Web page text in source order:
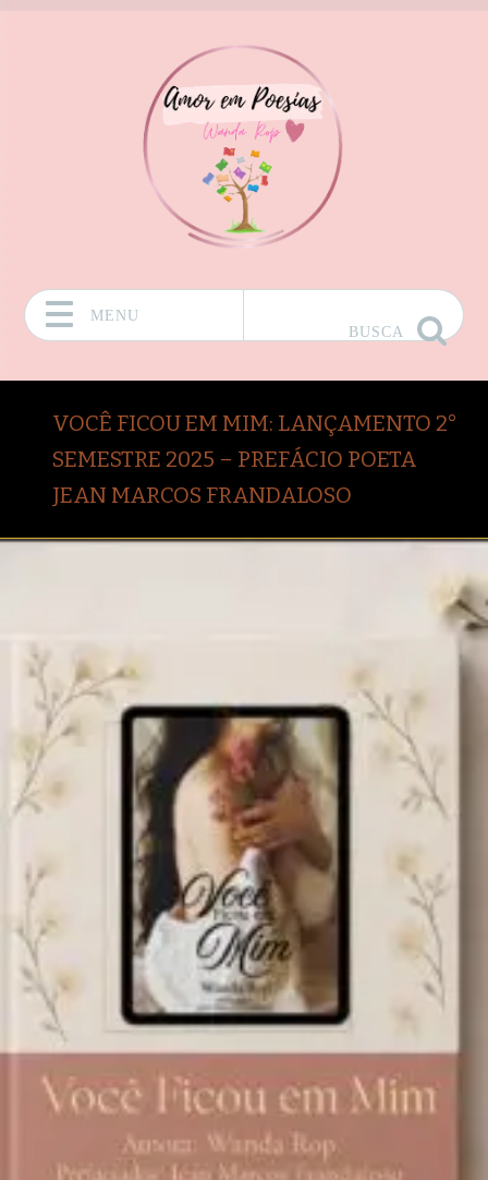
MENU
BUSCA
VOCÊ FICOU EM MIM: LANÇAMENTO 2°
SEMESTRE 2025 – PREFÁCIO POETA
JEAN MARCOS FRANDALOSO